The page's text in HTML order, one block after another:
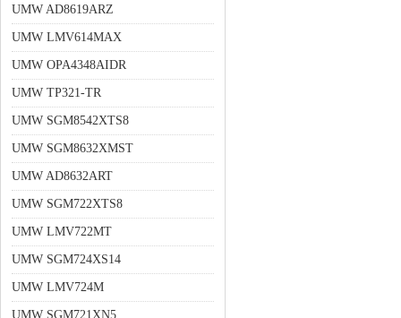
UMW AD8619ARZ
UMW LMV614MAX
UMW OPA4348AIDR
UMW TP321-TR
UMW SGM8542XTS8
UMW SGM8632XMST
UMW AD8632ART
UMW SGM722XTS8
UMW LMV722MT
UMW SGM724XS14
UMW LMV724M
UMW SGM721XN5